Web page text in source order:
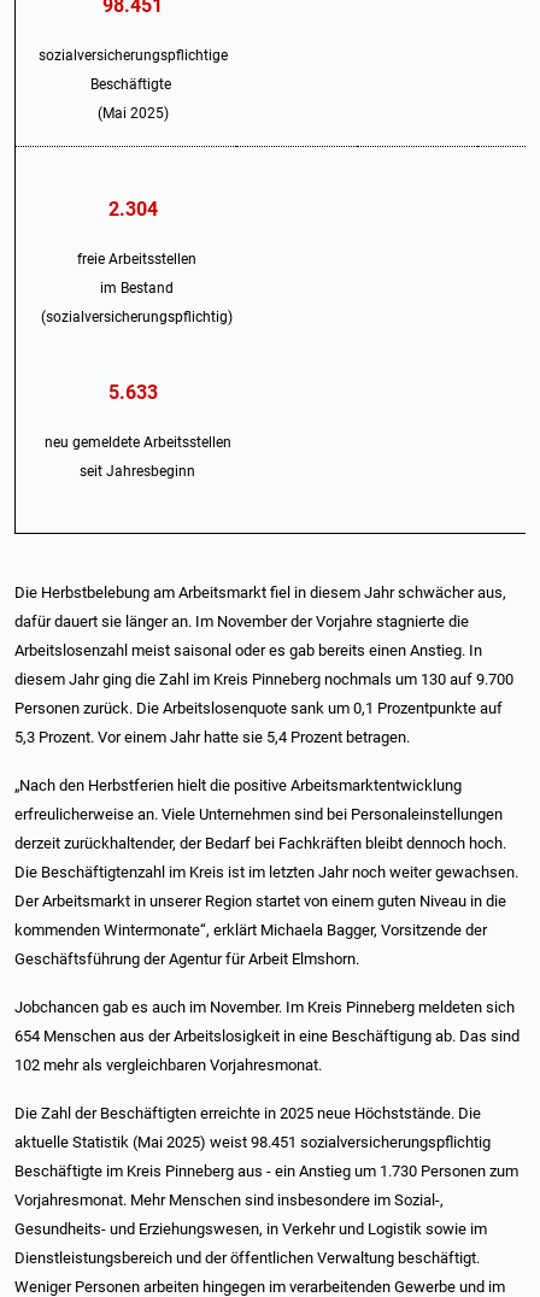
98.451
sozialversicherungspflichtige
Beschäftigte
(Mai 2025)
2.304
freie Arbeitsstellen
im Bestand
(sozialversicherungspflichtig)
5.633
neu gemeldete Arbeitsstellen
seit Jahresbeginn
Die Herbstbelebung am Arbeitsmarkt fiel in diesem Jahr schwächer aus,
dafür dauert sie länger an. Im November der Vorjahre stagnierte die
Arbeitslosenzahl meist saisonal oder es gab bereits einen Anstieg. In
diesem Jahr ging die Zahl im Kreis Pinneberg nochmals um 130 auf 9.700
Personen zurück. Die Arbeitslosenquote sank um 0,1 Prozentpunkte auf
5,3 Prozent. Vor einem Jahr hatte sie 5,4 Prozent betragen.
„Nach den Herbstferien hielt die positive Arbeitsmarktentwicklung
erfreulicherweise an. Viele Unternehmen sind bei Personaleinstellungen
derzeit zurückhaltender, der Bedarf bei Fachkräften bleibt dennoch hoch.
Die Beschäftigtenzahl im Kreis ist im letzten Jahr noch weiter gewachsen.
Der Arbeitsmarkt in unserer Region startet von einem guten Niveau in die
kommenden Wintermonate“, erklärt Michaela Bagger, Vorsitzende der
Geschäftsführung der Agentur für Arbeit Elmshorn.
Jobchancen gab es auch im November. Im Kreis Pinneberg meldeten sich
654 Menschen aus der Arbeitslosigkeit in eine Beschäftigung ab. Das sind
102 mehr als vergleichbaren Vorjahresmonat.
Die Zahl der Beschäftigten erreichte in 2025 neue Höchststände. Die
aktuelle Statistik (Mai 2025) weist 98.451 sozialversicherungspflichtig
Beschäftigte im Kreis Pinneberg aus - ein Anstieg um 1.730 Personen zum
Vorjahresmonat. Mehr Menschen sind insbesondere im Sozial-,
Gesundheits- und Erziehungswesen, in Verkehr und Logistik sowie im
Dienstleistungsbereich und der öffentlichen Verwaltung beschäftigt.
Weniger Personen arbeiten hingegen im verarbeitenden Gewerbe und im